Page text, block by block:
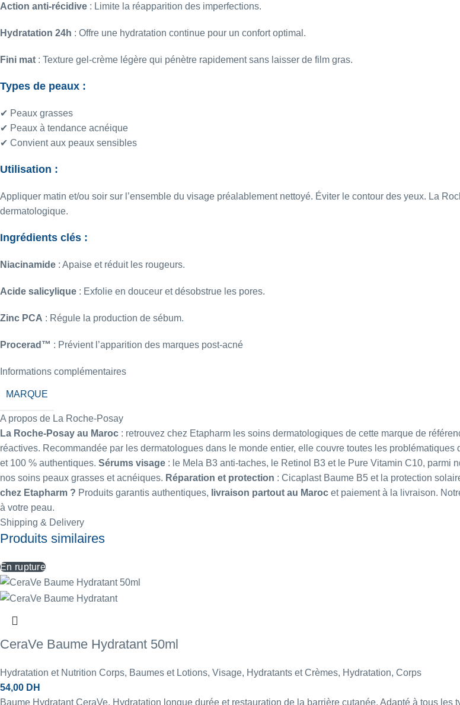
Action anti-récidive : Limite la réapparition des imperfections.
Hydratation 24h : Offre une hydratation continue pour un confort optimal.
Fini mat : Texture gel-crème légère qui pénètre rapidement sans laisser de film gras.
Types de peaux :
✔ Peaux grasses
✔ Peaux à tendance acnéique
✔ Convient aux peaux sensibles
Utilisation :
Appliquer matin et/ou soir sur l’ensemble du visage préalablement nettoyé. Éviter le contour des yeux. La
dermatologique.
Ingrédients clés :
Niacinamide : Apaise et réduit les rougeurs.
Acide salicylique : Exfolie en douceur et désobstrue les pores.
Zinc PCA : Régule la production de sébum.
Procerad™ : Prévient l’apparition des marques post-acné
Informations complémentaires
MARQUE
A propos de La Roche-Posay
La Roche-Posay au Maroc : retrouvez chez Etapharm les soins dermatologiques de cette marque de
réactives. Recommandée par les dermatologues dans le monde entier, elle couvre toutes les
et 100 % authentiques. Sérums visage : le Mela B3 anti-taches, le Retinol B3 et le Pure Vitamin C10, parmi
nos soins peaux grasses et acnéiques. Réparation et protection : Cicaplast Baume B5 et la protection
chez Etapharm ? Produits garantis authentiques, livraison partout au Maroc et paiement à la livraison.
à votre peau.
Shipping & Delivery
Produits similaires
En rupture
CeraVe Baume Hydratant 50ml
Hydratation et Nutrition Corps, Baumes et Lotions, Visage, Hydratants et Crèmes, Hydratation, Corps
54,00 DH
Baume Hydratant CeraVe. Hydratation longue durée et restauration de la barrière cutanée. Adapté à tous les